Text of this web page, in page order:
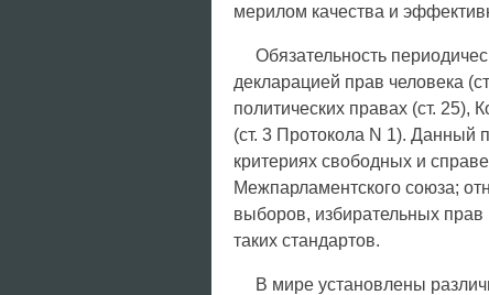
мерилом качества и
Обязательность
декларацией прав человека
политических правах (ст. 25),
(ст. 3 Протокола N 1). Данный
критериях свободных и
Межпарламентского союза;
выборов, избирательных прав
таких стандартов.
В мире установлены